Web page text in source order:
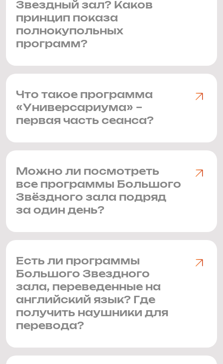
Звездный зал? Каков
принцип показа
полнокупольных
программ?
Что такое программа
«Универсариума» –
первая часть сеанса?
Можно ли посмотреть
все программы Большого
Звёздного зала подряд
за один день?
Есть ли программы
Большого Звездного
зала, переведенные на
английский язык? Где
получить наушники для
перевода?